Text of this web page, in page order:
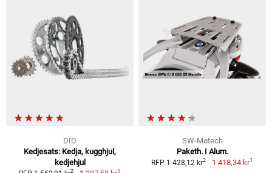
DID
Kedjesats: Kedja, kugghjul,
kedjehjul
2 1
SW-Motech
Paketh. I Alum.
RFP 1 428,12 kr2 1 418,34 kr1